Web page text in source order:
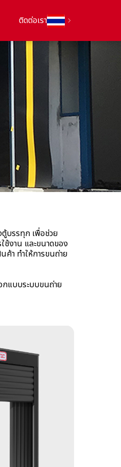
ติดต่อเรา chevron_right
บรรทุก เพื่อช่วย
ช้งาน และขนาดของ
ค้า ทำให้การขนถ่าย
กแบบระบบขนถ่าย